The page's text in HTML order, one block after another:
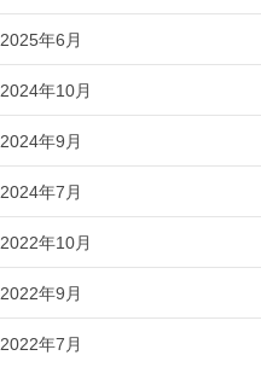
2025年6月
2024年10月
2024年9月
2024年7月
2022年10月
2022年9月
2022年7月